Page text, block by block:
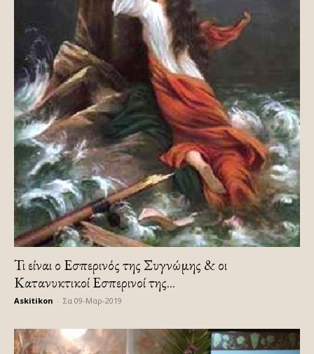
Τι είναι ο Εσπερινός της Συγνώμης & οι
Κατανυκτικοί Εσπερινοί της...
Askitikon Σα 09-Μαρ-2019